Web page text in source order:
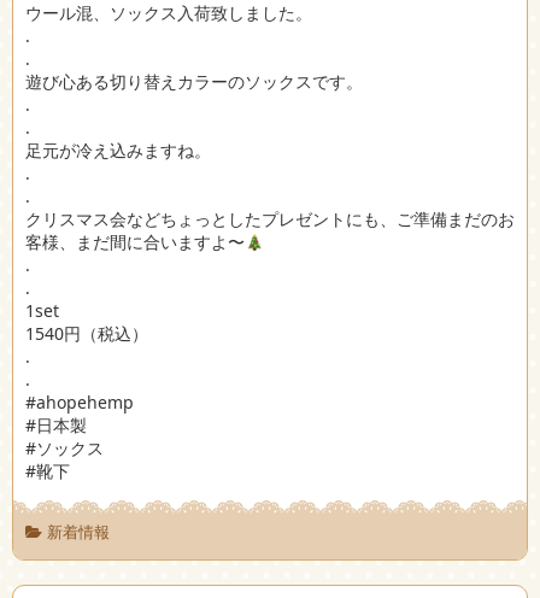
ウール混、ソックス入荷致しました。
.
.
遊び心ある切り替えカラーのソックスです。
.
.
足元が冷え込みますね。
.
.
クリスマス会などちょっとしたプレゼントにも、ご準備まだのお
客様、まだ間に合いますよ〜
.
.
1set
1540円（税込）
.
.
#ahopehemp
#日本製
#ソックス
#靴下
新着情報